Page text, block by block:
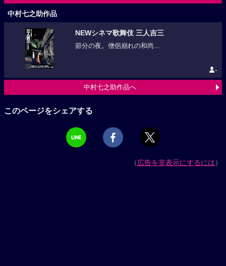
中村七之助作品
NEWシネマ歌舞伎 三人吉三
節分の夜。僧侶崩れの和尚...
-
中村七之助作品へ
このページをシェアする
（広告を非表示にするには）